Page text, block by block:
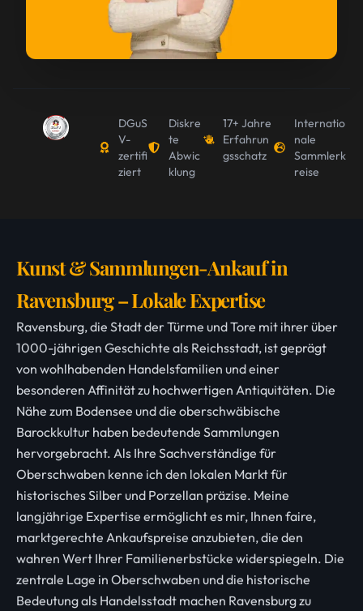
DGuS
V-
zertifi
ziert
Diskre
te
Abwic
klung
17+ Jahre
Erfahrun
gsschatz
Internatio
nale
Sammlerk
reise
Kunst & Sammlungen-Ankauf in
Ravensburg – Lokale Expertise
Ravensburg, die Stadt der Türme und Tore mit ihrer über
1000-jährigen Geschichte als Reichsstadt, ist geprägt
von wohlhabenden Handelsfamilien und einer
besonderen Affinität zu hochwertigen Antiquitäten. Die
Nähe zum Bodensee und die oberschwäbische
Barockkultur haben bedeutende Sammlungen
hervorgebracht. Als Ihre Sachverständige für
Oberschwaben kenne ich den lokalen Markt für
historisches Silber und Porzellan präzise. Meine
langjährige Expertise ermöglicht es mir, Ihnen faire,
marktgerechte Ankaufspreise anzubieten, die den
wahren Wert Ihrer Familienerbstücke widerspiegeln. Die
zentrale Lage in Oberschwaben und die historische
Bedeutung als Handelsstadt machen Ravensburg zu